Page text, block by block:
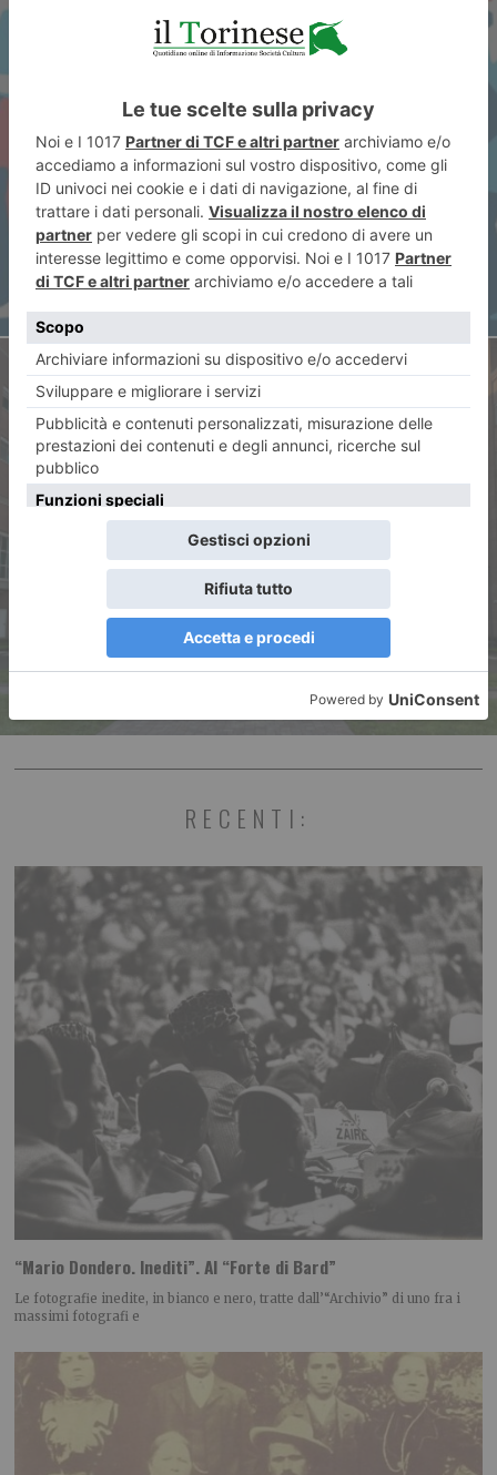
BallaTorino-Social Dance nelle
periferie, Danza e Taranta
accendono Barriera
Il bilancio sociale della
Fondazione Piemontese
Ricerca sul Cancro
RECENTI:
“Mario Dondero. Inediti”. Al “Forte di Bard”
Le fotografie inedite, in bianco e nero, tratte dall’“Archivio” di uno fra i
massimi fotografi e